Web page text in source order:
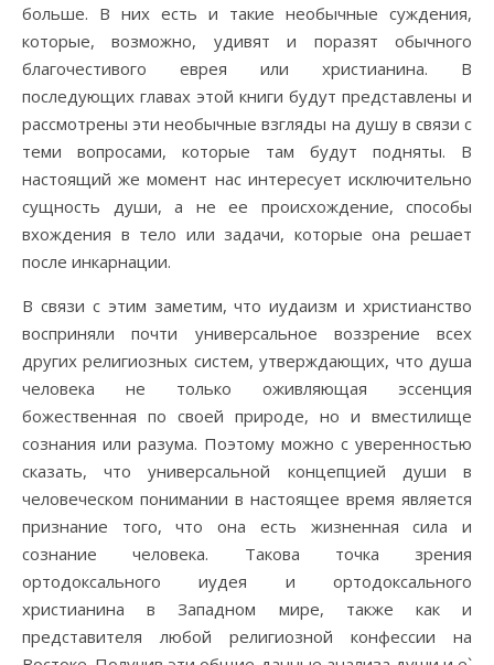
больше. В них есть и такие необычные суждения,
которые, возможно, удивят и поразят обычного
благочестивого еврея или христианина. В
последующих главах этой книги будут представлены и
рассмотрены эти необычные взгляды на душу в связи с
теми вопросами, которые там будут подняты. В
настоящий же момент нас интересует исключительно
сущность души, а не ее происхождение, способы
вхождения в тело или задачи, которые она решает
после инкарнации.
В связи с этим заметим, что иудаизм и христианство
восприняли почти универсальное воззрение всех
других религиозных систем, утверждающих, что душа
человека не только оживляющая эссенция
божественная по своей природе, но и вместилище
сознания или разума. Поэтому можно с уверенностью
сказать, что универсальной концепцией души в
человеческом понимании в настоящее время является
признание того, что она есть жизненная сила и
сознание человека. Такова точка зрения
ортодоксального иудея и ортодоксального
христианина в Западном мире, также как и
представителя любой религиозной конфессии на